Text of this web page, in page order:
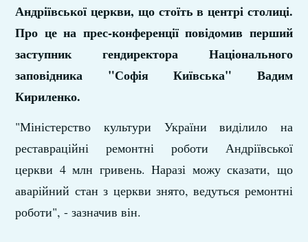
Андріївської церкви, що стоїть в центрі столиці.
Про це на прес-конференції повідомив перший
заступник гендиректора Національного
заповідника "Софія Київська" Вадим
Кириленко.
"Міністерство культури України виділило на
реставраційні ремонтні роботи Андріївської
церкви 4 млн гривень. Наразі можу сказати, що
аварійний стан з церкви знято, ведуться ремонтні
роботи", - зазначив він.